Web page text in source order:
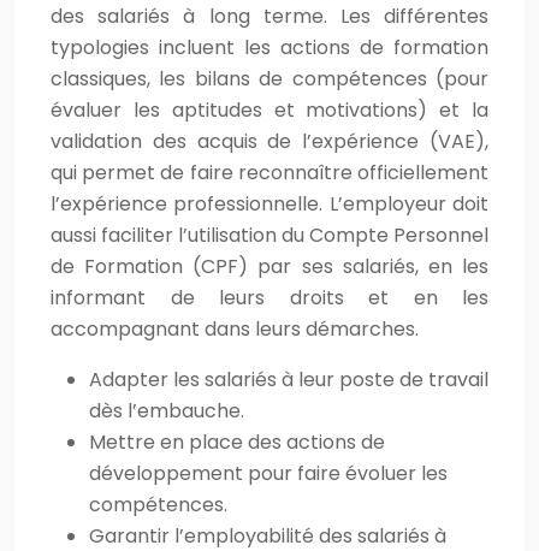
des salariés à long terme. Les différentes
typologies incluent les actions de formation
classiques, les bilans de compétences (pour
évaluer les aptitudes et motivations) et la
validation des acquis de l’expérience (VAE),
qui permet de faire reconnaître officiellement
l’expérience professionnelle. L’employeur doit
aussi faciliter l’utilisation du Compte Personnel
de Formation (CPF) par ses salariés, en les
informant de leurs droits et en les
accompagnant dans leurs démarches.
Adapter les salariés à leur poste de travail
dès l’embauche.
Mettre en place des actions de
développement pour faire évoluer les
compétences.
Garantir l’employabilité des salariés à